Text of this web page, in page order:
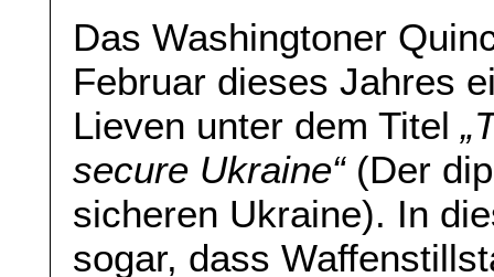
Das Washingtoner
Februar dieses Jahres
Lieven unter dem Titel
secure Ukraine“(Der
sicheren Ukraine). In
sogar, dass